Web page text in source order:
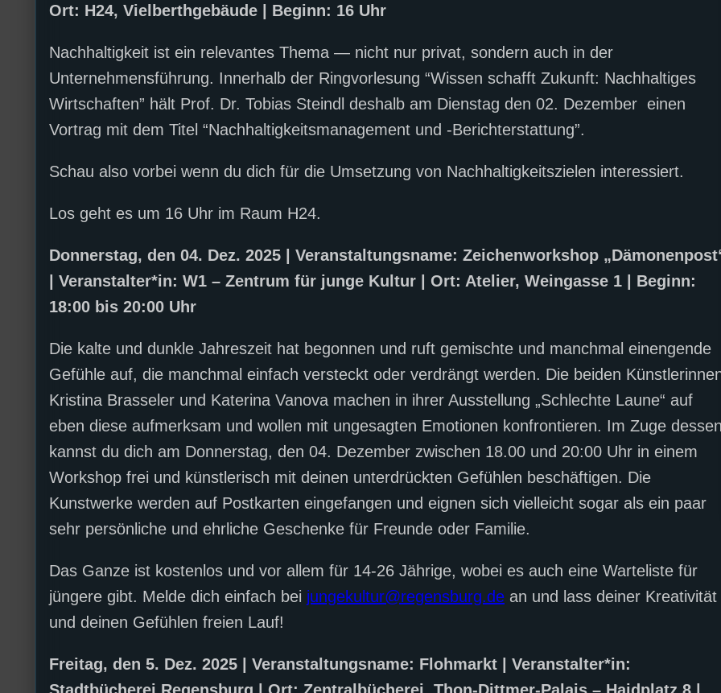
Ort: H24, Vielberthgebäude | Beginn: 16 Uhr
Nachhaltigkeit ist ein relevantes Thema — nicht nur privat, sondern auch in der
Unternehmensführung. Innerhalb der Ringvorlesung “Wissen schafft Zukunft: Nachhaltiges
Wirtschaften” hält Prof. Dr. Tobias Steindl deshalb am Dienstag den 02. Dezember einen
Vortrag mit dem Titel “Nachhaltigkeitsmanagement und -Berichterstattung”.
Schau also vorbei wenn du dich für die Umsetzung von Nachhaltigkeitszielen interessiert.
Los geht es um 16 Uhr im Raum H24.
Donnerstag, den 04. Dez. 2025 | Veranstaltungsname: Zeichenworkshop
| Veranstalter*in: W1 – Zentrum für junge Kultur | Ort: Atelier, Weingasse 1 | Beginn:
18:00 bis 20:00 Uhr
Die kalte und dunkle Jahreszeit hat begonnen und ruft gemischte und manchmal einengende
Gefühle auf, die manchmal einfach versteckt oder verdrängt werden. Die beiden
Kristina Brasseler und Katerina Vanova machen in ihrer Ausstellung „Schlechte Laune“ auf
eben diese aufmerksam und wollen mit ungesagten Emotionen konfrontieren. Im Zuge
kannst du dich am Donnerstag, den 04. Dezember zwischen 18.00 und 20:00 Uhr in einem
Workshop frei und künstlerisch mit deinen unterdrückten Gefühlen beschäftigen. Die
Kunstwerke werden auf Postkarten eingefangen und eignen sich vielleicht sogar als ein paar
sehr persönliche und ehrliche Geschenke für Freunde oder Familie.
Das Ganze ist kostenlos und vor allem für 14-26 Jährige, wobei es auch eine Warteliste für
jüngere gibt. Melde dich einfach bei jungekultur@regensburg.de an und lass deiner Kreativität
und deinen Gefühlen freien Lauf!
Freitag, den 5. Dez. 2025 | Veranstaltungsname: Flohmarkt | Veranstalter*in: